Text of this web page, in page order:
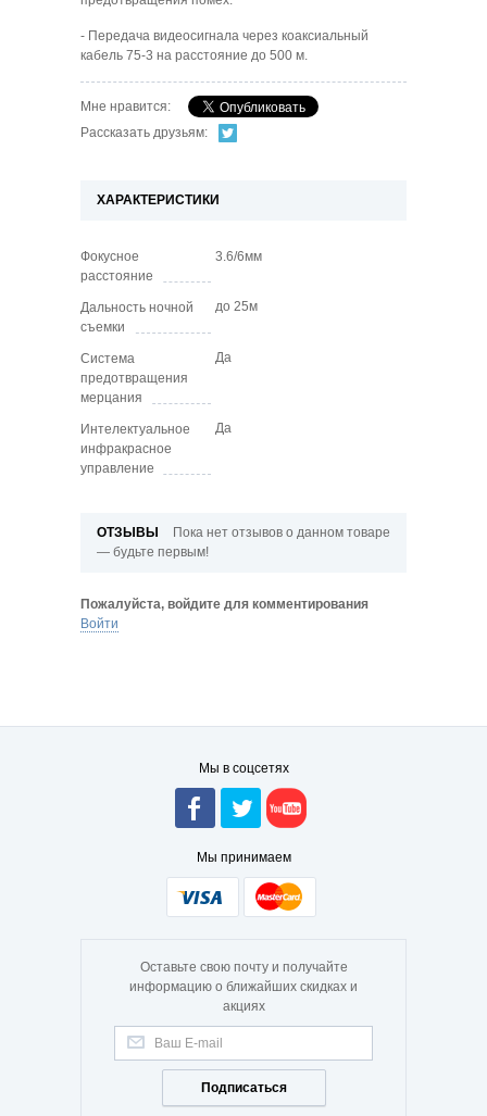
- Передача видеосигнала через коаксиальный
кабель 75-3 на расстояние до 500 м.
Мне нравится:
Рассказать друзьям:
ХАРАКТЕРИСТИКИ
Фокусное
расстояние
3.6/6мм
Дальность ночной
съемки
до 25м
Система
предотвращения
мерцания
Да
Интелектуальное
инфракрасное
управление
Да
ОТЗЫВЫ
Пока нет отзывов о данном товаре
— будьте первым!
Пожалуйста, войдите для комментирования
Войти
Мы в соцсетях
Мы принимаем
Оставьте свою почту и получайте
информацию о ближайших скидках и
акциях
Подписаться